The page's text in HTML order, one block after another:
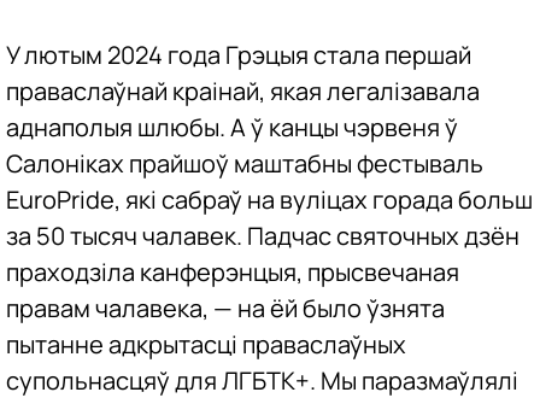
У лютым 2024 года Грэцыя стала першай
праваслаўнай краінай, якая легалізавала
аднаполыя шлюбы. А ў канцы чэрвеня ў
Салоніках прайшоў маштабны фестываль
EuroPride, які сабраў на вуліцах горада больш
за 50 тысяч чалавек. Падчас святочных дзён
праходзіла канферэнцыя, прысвечаная
правам чалавека, — на ёй было ўзнята
пытанне адкрытасці праваслаўных
супольнасцяў для ЛГБТК+. Мы паразмаўлялі